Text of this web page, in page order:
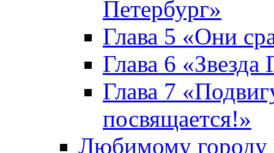
Петербург»
Глава 5 «Они
Глава 6 «Звезда
Глава 7
посвящается!»
Любимому городу